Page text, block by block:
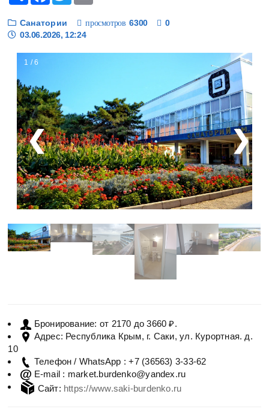
Санатории просмотров 6300
0
03.06.2026, 12:24
1 / 6
❮ ❯
Бронирование: от 2170 до 3660 ₽.
Адрес: Республика Крым, г. Саки, ул. Кypoртная. д.
10
Телефон / WhatsApp : +7 (36563) 3-33-62
E-mail : market.burdenko@yandex.ru
Сайт: https://www.saki-burdenko.ru